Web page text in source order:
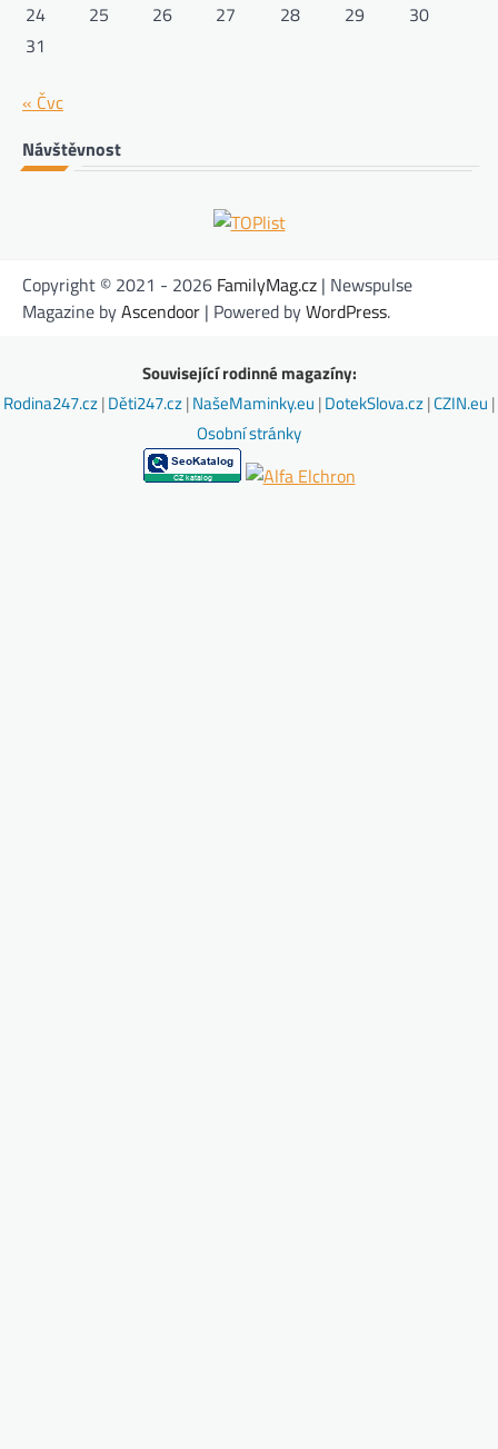
24
25 26 27 28 29
30
31
« Čvc
Návštěvnost
Copyright © 2021 - 2026 FamilyMag.cz | Newspulse
Magazine byAscendoor | Powered byWordPress.
Související rodinné magazíny:
Rodina247.cz|Děti247.cz|NašeMaminky.eu |DotekSlova.cz|CZIN.eu |
Osobní stránky